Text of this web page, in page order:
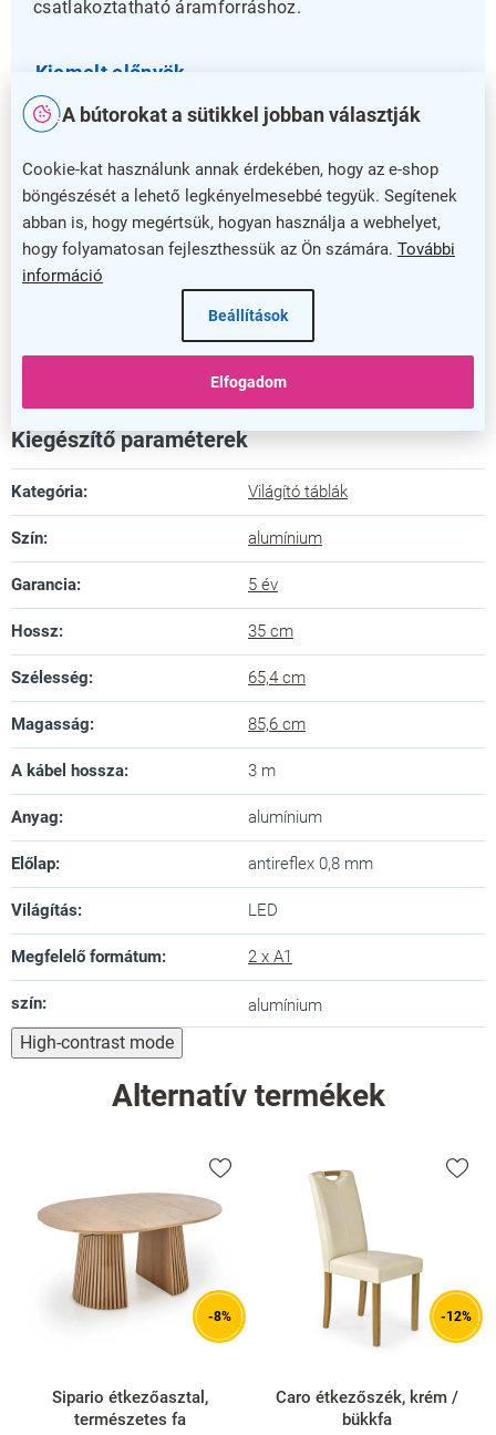
A bútorokat a sütikkel jobban választják
Cookie-kat használunk annak érdekében, hogy az e-shop
böngészését a lehető legkényelmesebbé tegyük. Segítenek
abban is, hogy megértsük, hogyan használja a webhelyet,
hogy folyamatosan fejleszthessük az Ön számára. További
információ
Beállítások
Elfogadom
csatlakoztatható áramforráshoz.
Kiemelt előnyök
Az alumínium tok tartós és könnyű, jelentősen növeli
megerősít. Ez a totem ideális megoldás azoknak,
akik professzionális és hatékony megjelenítést
keresnek.
Válassza a LED lámpa totem ACTIVE 2xA1-et, hogy
üzenetét egy modern és tartós reklámeszköz
segítségével mutassa be! Tegye figyelemfelkeltővé
Kiegészítő paraméterek
Kategória: Világító táblák
Szín: alumínium
Garancia: 5 év
Hossz: 35 cm
Szélesség: 65,4 cm
Magasság: 85,6 cm
A kábel hossza: 3 m
Anyag: alumínium
Előlap: antireflex 0,8 mm
Világítás: LED
Megfelelő formátum: 2 x A1
szín: alumínium
High-contrast mode
Alternatív termékek
-8%
Sipario étkezőasztal,
természetes fa
-12%
Caro étkezőszék, krém /
bükkfa